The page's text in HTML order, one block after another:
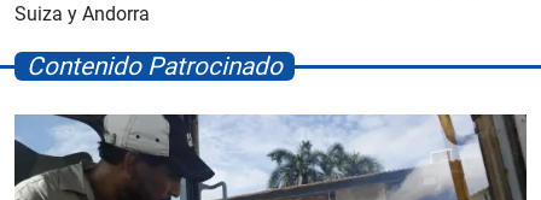
Suiza y Andorra
Contenido Patrocinado